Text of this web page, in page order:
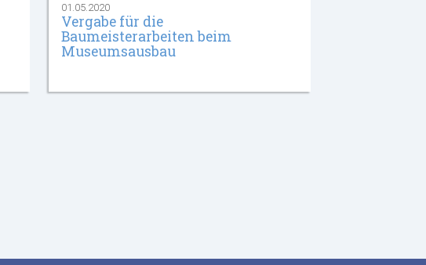
01.05.2020
Vergabe für die
Baumeisterarbeiten beim
Museumsausbau